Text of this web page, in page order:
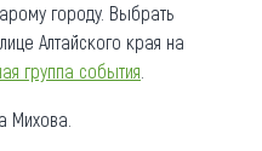
городу. Выбрать
Алтайского края на
группа события
Михова.